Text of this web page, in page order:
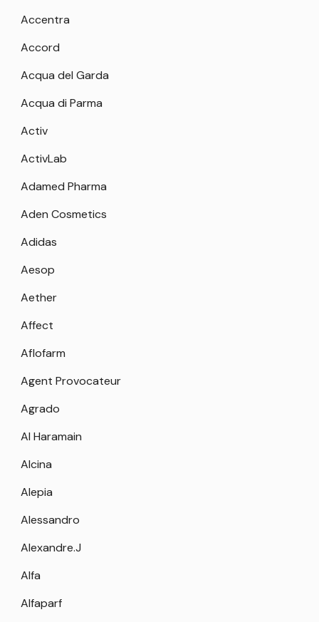
Accentra
Accord
Acqua del Garda
Acqua di Parma
Activ
ActivLab
Adamed Pharma
Aden Cosmetics
Adidas
Aesop
Aether
Affect
Aflofarm
Agent Provocateur
Agrado
Al Haramain
Alcina
Alepia
Alessandro
Alexandre.J
Alfa
Alfaparf